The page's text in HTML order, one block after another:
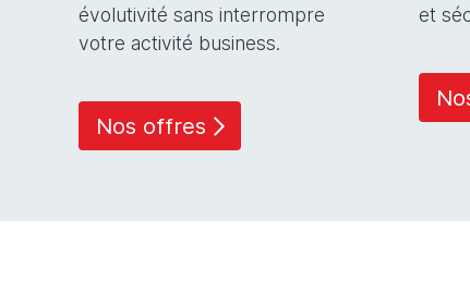
évolutivité sans interrompre
votre activité business.
Nos offres
et